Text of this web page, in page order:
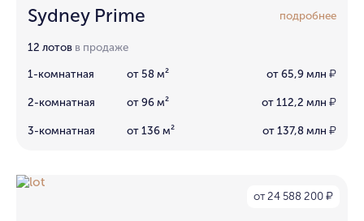
Sydney Prime подробнее
12 лотов в продаже
1-комнатная от 58 м² от 65,9 млн ₽
2-комнатная от 96 м² от 112,2 млн ₽
3-комнатная от 136 м² от 137,8 млн ₽
от 24 588 200 ₽